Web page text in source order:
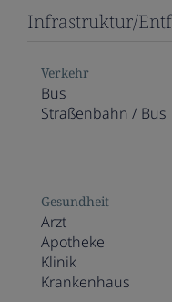
Infrastruktur/
Verkehr
Bus
Straßenbahn / Bus
Gesundheit
Arzt
Apotheke
Klinik
Krankenhaus